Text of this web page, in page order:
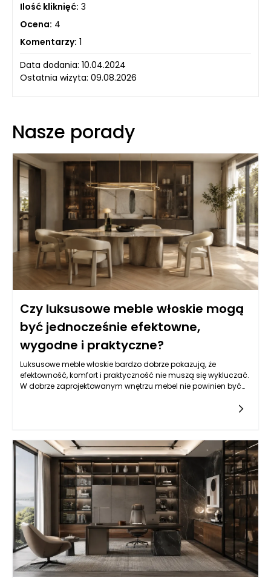
Ilość kliknięć: 3
Ocena: 4
Komentarzy: 1
Data dodania: 10.04.2024
Ostatnia wizyta: 09.08.2026
Nasze porady
Czy luksusowe meble włoskie mogą
być jednocześnie efektowne,
wygodne i praktyczne?
Luksusowe meble włoskie bardzo dobrze pokazują, że
efektowność, komfort i praktyczność nie muszą się wykluczać.
W dobrze zaprojektowanym wnętrzu mebel nie powinien być
pozbawionym charakteru. Najlepszy efekt pojawia się wtedy,
podejściu: mebel ma przyciągać uwagę, ale jednocześnie
służyć domownikom na co dzień. Sofa powinna być
elegancka, ale także wygodna podczas odpoczynku. Stół
może mieć rzeźbiarską podstawę, lecz nadal musi być
stabilny i praktyczny. Fotel może wyróżniać się designerską
linią, ale nie powinien męczyć użytkownika po kilkunastu
minutach siedzenia. Luksusowe meble włoskie są cenione
dlatego, że łączą te wymagania bez sztucznego kompromisu.
Ich estetyka wynika nie tylko z dekoracyjności, ale z jakości
projektu, dbałości o detal i umiejętnego wykorzystania
materiałów. Dzięki temu wnętrze może wyglądać prestiżowo, a
jednocześnie pozostać przyjazne, funkcjonalne i naturalne w
codziennym użytkowaniu.